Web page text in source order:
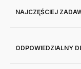
NAJCZĘŚCIEJ
ODPOWIEDZIALNY